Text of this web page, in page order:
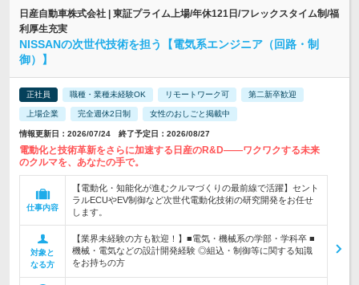
日産自動車株式会社 | 東証プライム上場/年休121日/フレックスタイム制/福
利厚生充実
NISSANの次世代技術を担う【電気系エンジニア（回路・制
御）】
正社員 職種・業種未経験OK リモートワーク可 第二新卒歓迎
上場企業 完全週休2日制 女性のおしごと掲載中
情報更新日：2026/07/24 終了予定日：2026/08/27
電動化と技術革新をさらに加速する日産のR&D――ワクワクする未来
のクルマを、あなたの手で。
仕事内容
【電動化・知能化が進むクルマづくりの最前線で活躍】セント
ラルECUやEV制御など次世代電動化技術の研究開発をお任せ
します。
対象と
なる方
【業界未経験の方も歓迎！】■電気・機械系の学部・学科卒 ■
機械・電気などの設計開発経験 ◎組込・制御等に関する知識
をお持ちの方